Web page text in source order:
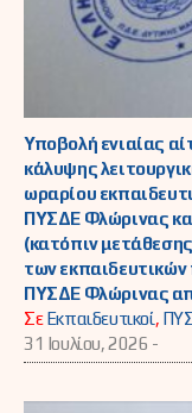
Υποβολή ενιαίας
κάλυψης
ωραρίου
ΠΥΣΔΕ Φλώρινας
(κατόπιν
των
ΠΥΣΔΕ Φλώρινας
ΣεΕκπαιδευτικοί,
31 Ιουλίου, 2026 -